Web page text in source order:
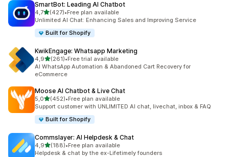
SmartBot: Leading AI Chatbot
4,75 yıldız üzerinden
(427)
toplam 427 değerlendirme
•Free plan available
Unlimited AI Chat: Enhancing Sales and Improving Service
Built for Shopify
KwikEngage: Whatsapp Marketing
4,95 yıldız üzerinden
(261)
toplam 261 değerlendirme
•Free trial available
AI WhatsApp Automation & Abandoned Cart Recovery for
eCommerce
Moose AI Chatbot & Live Chat
5,05 yıldız üzerinden
(452)
toplam 452 değerlendirme
•Free plan available
Support customer with UNLIMITED AI chat, livechat, inbox & FAQ
Built for Shopify
Commslayer: AI Helpdesk & Chat
4,95 yıldız üzerinden
(188)
toplam 188 değerlendirme
•Free plan available
Helpdesk & chat by the ex-Lifetimely founders